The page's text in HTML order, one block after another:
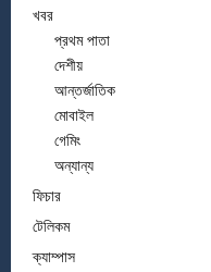
খবর
প্রথম পাতা
দেশীয়
আন্তর্জাতিক
মোবাইল
গেমিং
অন্যান্য
ফিচার
টেলিকম
ক্যাম্পাস